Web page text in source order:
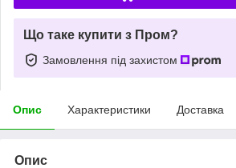
Що таке купити з Пром?
Замовлення під захистом
Опис Характеристики Доставка
Опис